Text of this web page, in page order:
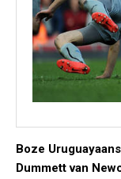
Boze
Dummett van